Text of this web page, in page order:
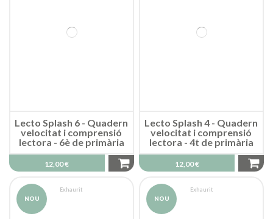
Lecto Splash 6 - Quadern
velocitat i comprensió
lectora - 6è de primària
12,00 €
Lecto Splash 4 - Quadern
velocitat i comprensió
lectora - 4t de primària
12,00 €
NOU
Exhaurit
NOU
Exhaurit